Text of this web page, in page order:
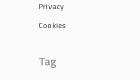
Privacy
Cookies
Tag